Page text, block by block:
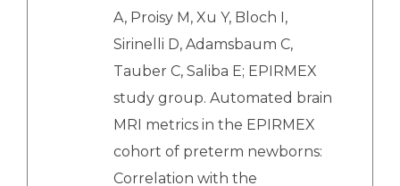
A, Proisy M, Xu Y, Bloch I,
Sirinelli D, Adamsbaum C,
Tauber C, Saliba E; EPIRMEX
study group. Automated brain
MRI metrics in the EPIRMEX
cohort of preterm newborns:
Correlation with the